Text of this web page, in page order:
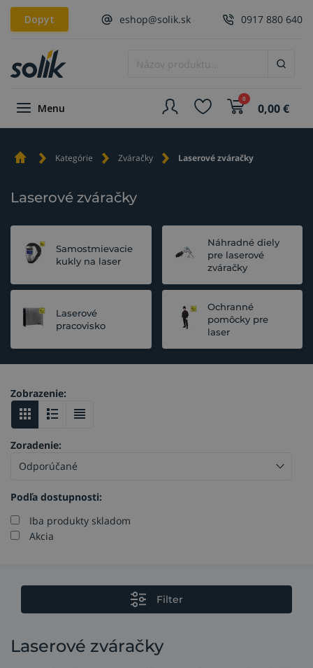
Dopyt eshop@solik.sk 0917 880 640
Menu
0
0,00€
Kategórie Zváračky Laserové zváračky
Laserové zváračky
Samostmievacie
kukly na laser
Náhradné diely
pre laserové
zváračky
Laserové
pracovisko
Ochranné
pomôcky pre
laser
Podľa dostupnosti:
Iba produkty skladom
Akcia
Zoradenie:
Zobrazenie:
Filter
Laserové zváračky